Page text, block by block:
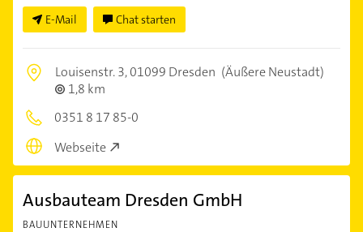
E-Mail Chat starten
Louisenstr. 3,01099 Dresden (Äußere Neustadt)
1,8 km
0351 8 17 85-0
Webseite
Ausbauteam Dresden GmbH
BAUUNTERNEHMEN